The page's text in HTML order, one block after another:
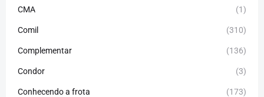
CMA (1)
Comil (310)
Complementar (136)
Condor (3)
Conhecendo a frota (173)